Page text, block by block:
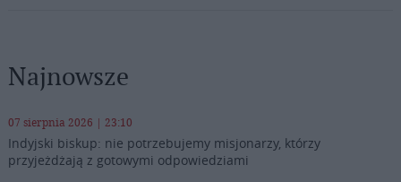
Najnowsze
07 sierpnia 2026 | 23:10
Indyjski biskup: nie potrzebujemy misjonarzy, którzy
przyjeżdżają z gotowymi odpowiedziami